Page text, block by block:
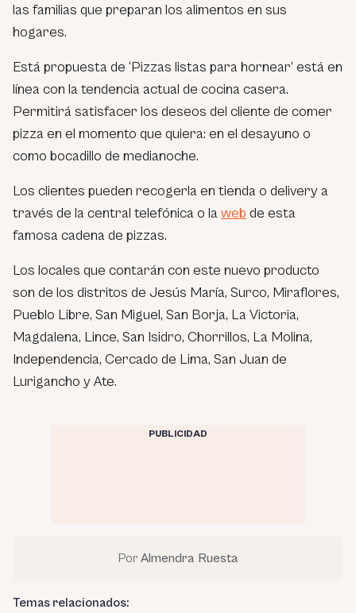
las familias que preparan los alimentos en sus
hogares.
Está propuesta de ‘Pizzas listas para hornear’ está en
línea con la tendencia actual de cocina casera.
Permitirá satisfacer los deseos del cliente de comer
pizza en el momento que quiera: en el desayuno o
como bocadillo de medianoche.
Los clientes pueden recogerla en tienda o delivery a
través de la central telefónica o la web de esta
famosa cadena de pizzas.
Los locales que contarán con este nuevo producto
son de los distritos de Jesús María, Surco, Miraflores,
Pueblo Libre, San Miguel, San Borja, La Victoria,
Magdalena, Lince, San Isidro, Chorrillos, La Molina,
Independencia, Cercado de Lima, San Juan de
Lurigancho y Ate.
PUBLICIDAD
Por Almendra Ruesta
Temas relacionados: